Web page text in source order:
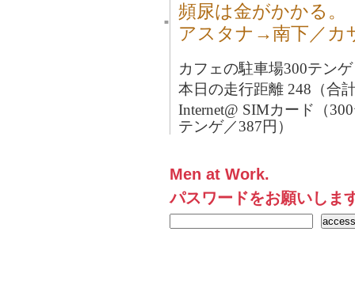
■
頻尿は金がかかる。
アスタナ→南下／カ
カフェの駐車場300テン
本日の走行距離 248（合
Internet@ SIMカード（
テンゲ／387円）
Men at Work.
パスワードをお願いしま